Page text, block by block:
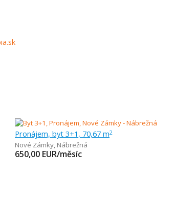
Pronájem, byt 3+1, 70,67 m2
Nové Zámky, Nábrežná
650,00 EUR/měsíc